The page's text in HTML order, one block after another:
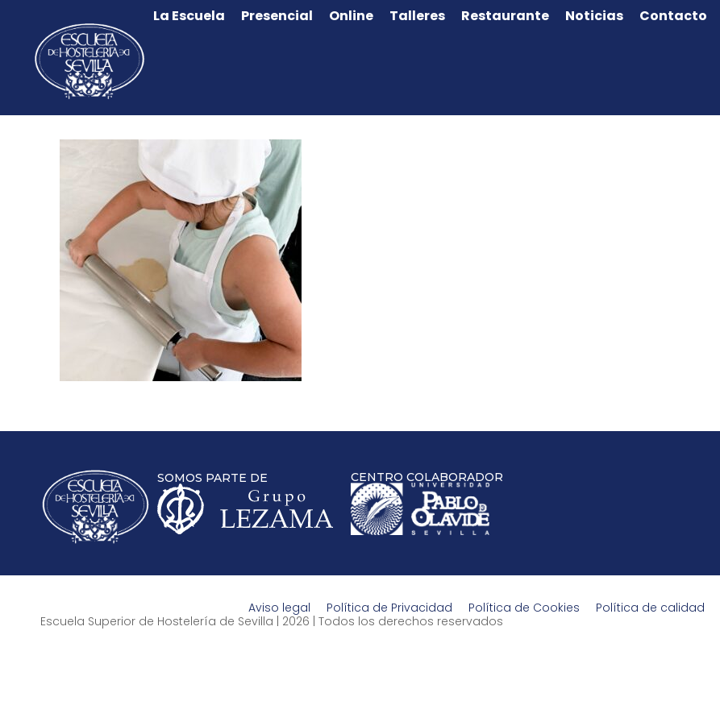
La Escuela Presencial Online Talleres Restaurante Noticias Contacto
SOMOS PARTE DE CENTRO COLABORADOR
Aviso legal Política de Privacidad Política de Cookies Política de calidad
Escuela Superior de Hostelería de Sevilla | 2026 | Todos los derechos reservados